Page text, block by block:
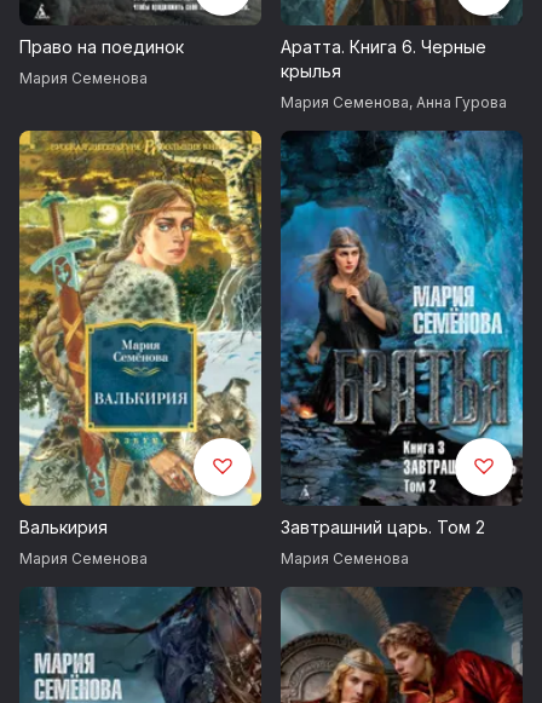
Право на поединок
Мария Семенова
Аратта. Книга 6. Черные
крылья
Мария Семенова, Анна Гурова
Валькирия
Мария Семенова
Завтрашний царь. Том 2
Мария Семенова